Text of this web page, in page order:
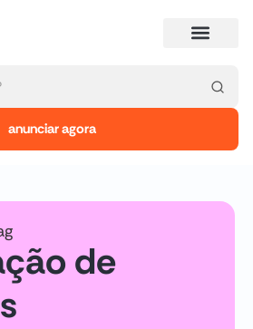
anunciar agora
de